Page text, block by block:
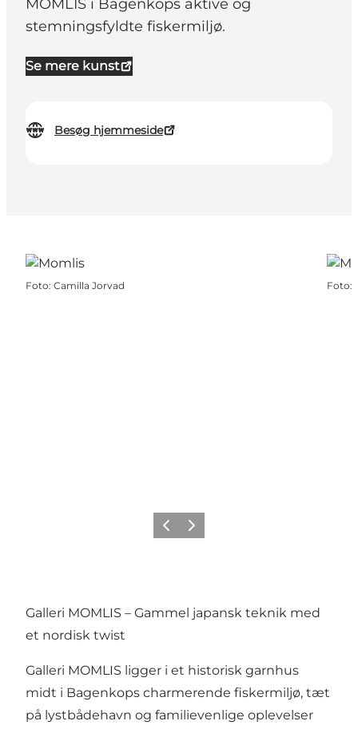
MOMLIS i Bagenkops aktive og
stemningsfyldte fiskermiljø.
Se mere kunst
Besøg hjemmeside
Foto: Camilla Jorvad Foto:
ForrigeNæste
Galleri MOMLIS – Gammel japansk teknik med
et nordisk twist
Galleri MOMLIS ligger i et historisk garnhus
midt i Bagenkops charmerende fiskermiljø, tæt
på lystbådehavn og familievenlige oplevelser